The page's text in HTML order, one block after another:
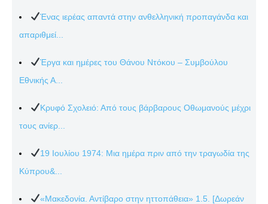
Ένας ιερέας απαντά στην ανθελληνική προπαγάνδα και
απαριθμεί...
Έργα και ημέρες του Θάνου Ντόκου – Συμβούλου
Εθνικής Α...
Κρυφό Σχολειό: Από τους βάρβαρους Οθωμανούς μέχρι
τους ανίερ...
19 Ιουλίου 1974: Μια ημέρα πριν από την τραγωδία της
Κύπρου&...
«Μακεδονία. Αντίβαρο στην ηττοπάθεια» 1.5. [Δωρεάν